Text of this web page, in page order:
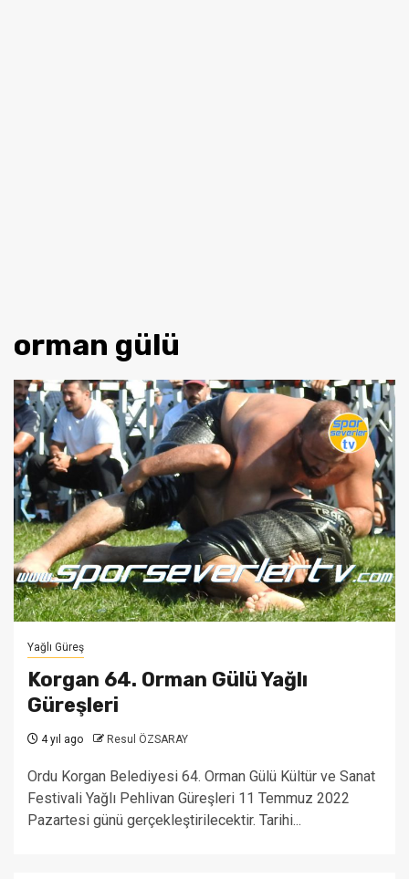
orman gülü
Yağlı Güreş
Korgan 64. Orman Gülü Yağlı
Güreşleri
4 yıl ago Resul ÖZSARAY
Ordu Korgan Belediyesi 64. Orman Gülü Kültür ve Sanat
Festivali Yağlı Pehlivan Güreşleri 11 Temmuz 2022
Pazartesi günü gerçekleştirilecektir. Tarihi...